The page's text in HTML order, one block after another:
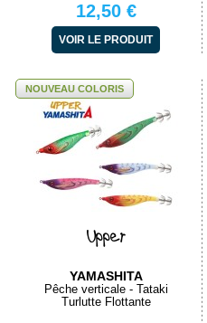
12,50 €
VOIR LE PRODUIT
NOUVEAU COLORIS
Upper
YAMASHITA
Pêche verticale - Tataki
Turlutte Flottante